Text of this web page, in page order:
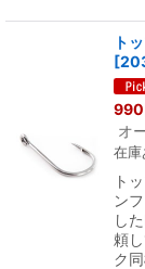
ト
[
990
オ
在庫
ト
ン
し
頼
ク